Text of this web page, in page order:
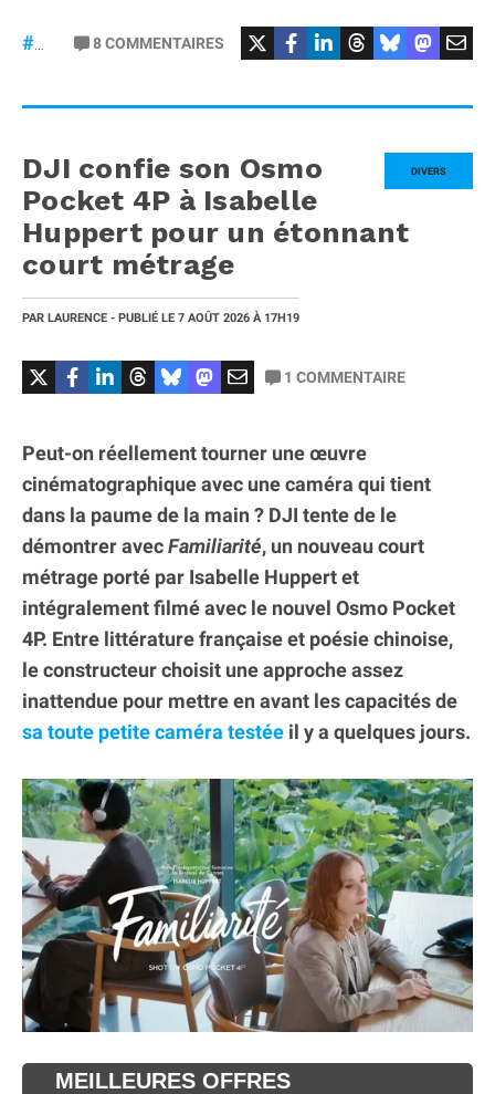
8COMMENTAIRES
DIVERS
DJI confie son Osmo
Pocket 4P à Isabelle
Huppert pour un étonnant
court métrage
PAR LAURENCE - PUBLIÉ LE 7 AOÛT 2026 À 17H19
1 COMMENTAIRE
Peut-on réellement tourner une œuvre
cinématographique avec une caméra qui tient
dans la paume de la main ? DJI tente de le
démontrer avecFamiliarité, un nouveau court
métrage porté par Isabelle Huppert et
intégralement filmé avec le nouvel Osmo Pocket
4P. Entre littérature française et poésie chinoise,
le constructeur choisit une approche assez
inattendue pour mettre en avant les capacités de
sa toute petite caméra testée il y a quelques jours.
MEILLEURES OFFRES